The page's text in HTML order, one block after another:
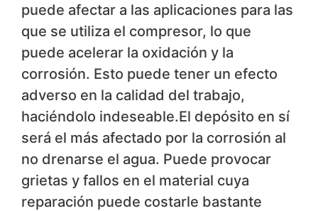
puede afectar a las aplicaciones para las
que se utiliza el compresor, lo que
puede acelerar la oxidación y la
corrosión. Esto puede tener un efecto
adverso en la calidad del trabajo,
haciéndolo indeseable.El depósito en sí
será el más afectado por la corrosión al
no drenarse el agua. Puede provocar
grietas y fallos en el material cuya
reparación puede costarle bastante